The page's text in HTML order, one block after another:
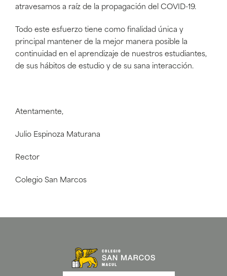
atravesamos a raíz de la propagación del COVID-19.
Todo este esfuerzo tiene como finalidad única y
principal mantener de la mejor manera posible la
continuidad en el aprendizaje de nuestros estudiantes,
de sus hábitos de estudio y de su sana interacción.
Atentamente,
Julio Espinoza Maturana
Rector
Colegio San Marcos